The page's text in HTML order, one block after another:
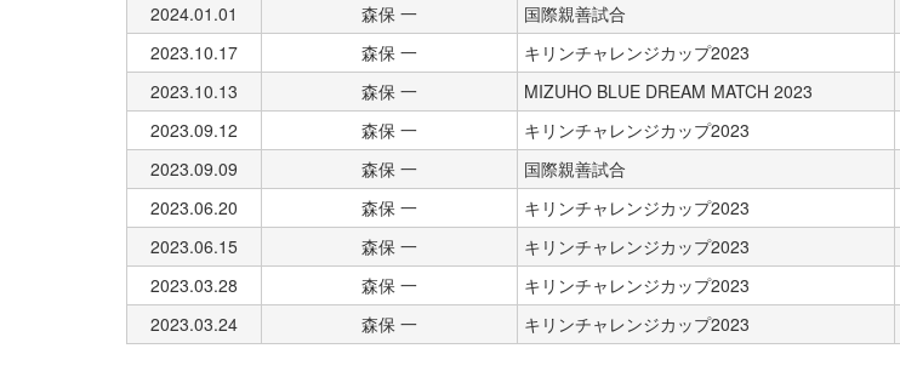
2024.01.01
森保 一 国際親善試合
2023.10.17
森保 一 キリンチャレンジカップ2023
2023.10.13
森保 一 MIZUHO BLUE DREAM MATCH 2023
2023.09.12
森保 一 キリンチャレンジカップ2023
2023.09.09
森保 一 国際親善試合
2023.06.20
森保 一 キリンチャレンジカップ2023
2023.06.15
森保 一 キリンチャレンジカップ2023
2023.03.28
森保 一 キリンチャレンジカップ2023
2023.03.24
森保 一 キリンチャレンジカップ2023